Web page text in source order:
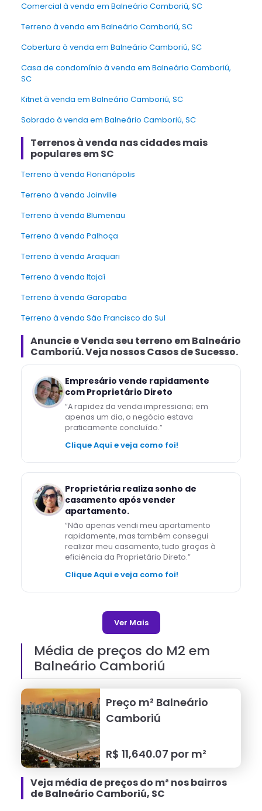
Comercial à venda em Balneário Camboriú, SC
Terreno à venda em Balneário Camboriú, SC
Cobertura à venda em Balneário Camboriú, SC
Casa de condomínio à venda em Balneário Camboriú,
SC
Kitnet à venda em Balneário Camboriú, SC
Sobrado à venda em Balneário Camboriú, SC
Terrenos à venda nas cidades mais
populares em SC
Terreno à venda Florianópolis
Terreno à venda Joinville
Terreno à venda Blumenau
Terreno à venda Palhoça
Terreno à venda Araquari
Terreno à venda Itajaí
Terreno à venda Garopaba
Terreno à venda São Francisco do Sul
Anuncie e Venda seu terreno emBalneário
Camboriú. Veja nossos Casos de Sucesso.
Empresário vende rapidamente
com Proprietário Direto
“A rapidez da venda impressiona; em
apenas um dia, o negócio estava
praticamente concluído.”
Clique Aqui e veja como foi!
Proprietária realiza sonho de
casamento após vender
apartamento.
“Não apenas vendi meu apartamento
rapidamente, mas também consegui
realizar meu casamento, tudo graças à
eficiência da Proprietário Direto.”
Clique Aqui e veja como foi!
Ver Mais
Média de preços do M2 em
Balneário Camboriú
Preço m² Balneário
Camboriú
R$ 11,640.07 por m²
Veja média de preços do m² nos bairros
de Balneário Camboriú, SC